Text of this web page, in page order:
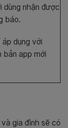
dùng nhận được
báo.
áp dụng với
bản app mới
gia đình sẽ có